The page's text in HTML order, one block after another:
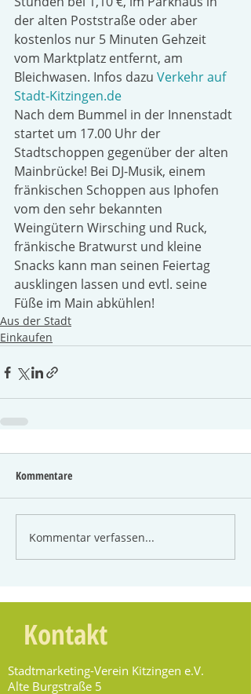
der alten Poststraße oder aber
kostenlos nur 5 Minuten Gehzeit
vom Marktplatz entfernt, am
Bleichwasen. Infos dazu Verkehr auf
Stadt-Kitzingen.de
Nach dem Bummel in der Innenstadt
startet um 17.00 Uhr der
Stadtschoppen gegenüber der alten
Mainbrücke! Bei DJ-Musik, einem
fränkischen Schoppen aus Iphofen
vom den sehr bekannten
Weingütern Wirsching und Ruck,
fränkische Bratwurst und kleine
Snacks kann man seinen Feiertag
ausklingen lassen und evtl. seine
Füße im Main abkühlen!
Aus der Stadt
Einkaufen
Kommentare
Kommentar verfassen...
Kontakt
Stadtmarketing-Verein Kitzingen e.V.
Alte Burgstraße 5